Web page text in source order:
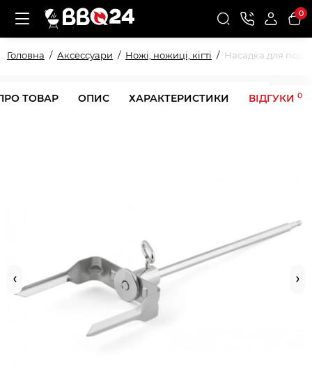
0
Головна Аксессуари Ножі, ножиці, кігті Насадка для
ТОВАР ОПИС ХАРАКТЕРИСТИКИ ВІДГУКИ 0